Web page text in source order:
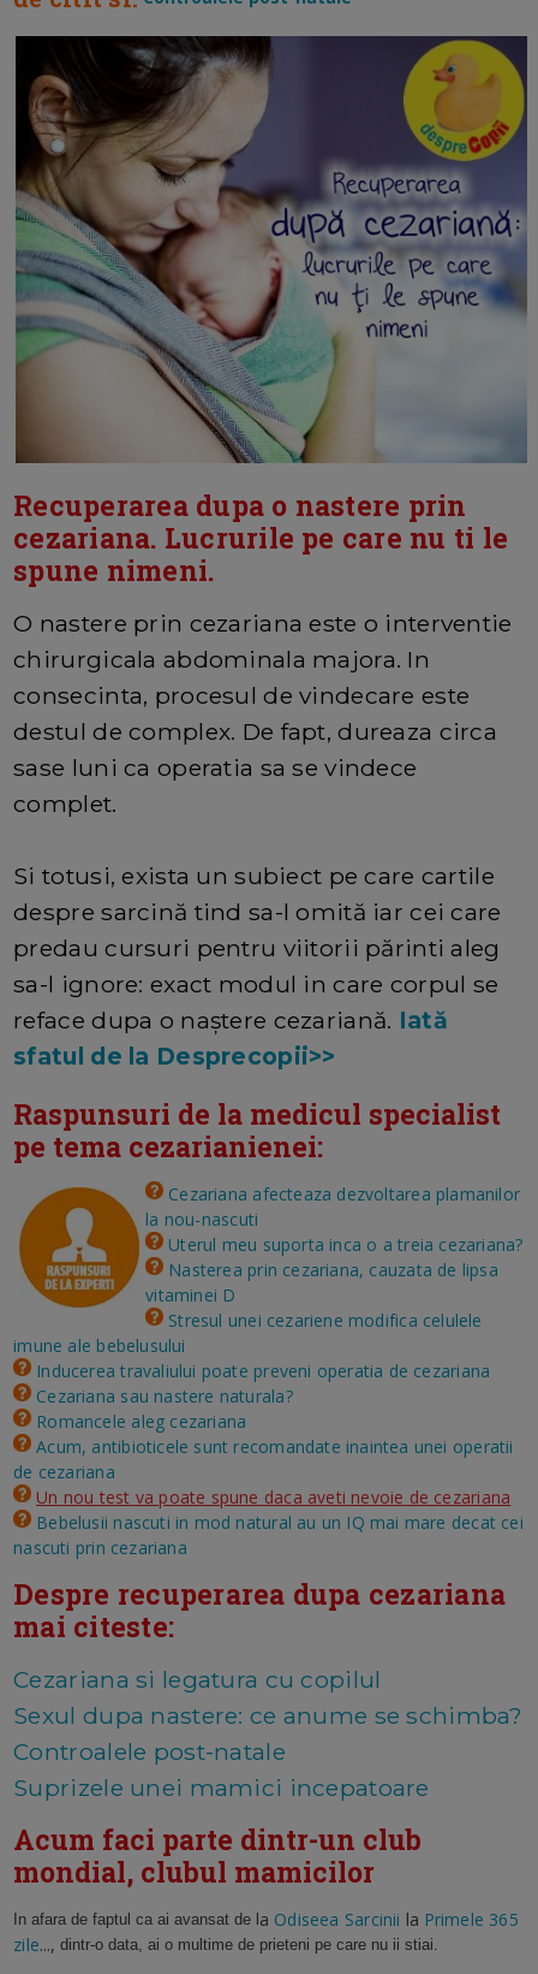
Recuperarea dupa o nastere prin
cezariana. Lucrurile pe care nu ti le
spune nimeni.
O nastere prin cezariana este o interventie
chirurgicala abdominala majora. In
consecinta, procesul de vindecare este
destul de complex. De fapt, dureaza circa
sase luni ca operatia sa se vindece
complet.
Si totusi, exista un subiect pe care cartile
despre sarcină tind sa-l omită iar cei care
predau cursuri pentru viitorii părinti aleg
sa-l ignore: exact modul in care corpul se
reface dupa o naștere cezariană. Iată
sfatul de la Desprecopii>>
Raspunsuri de la medicul specialist
pe tema cezarianienei:
Cezariana afecteaza dezvoltarea plamanilor
la nou-nascuti
Uterul meu suporta inca o a treia cezariana?
Nasterea prin cezariana, cauzata de lipsa
vitaminei D
Stresul unei cezariene modifica celulele
imune ale bebelusului
Inducerea travaliului poate preveni operatia de cezariana
Cezariana sau nastere naturala?
Romancele aleg cezariana
Acum, antibioticele sunt recomandate inaintea unei operatii
de cezariana
Un nou test va poate spune daca aveti nevoie de cezariana
Bebelusii nascuti in mod natural au un IQ mai mare decat cei
nascuti prin cezariana
Despre recuperarea dupa cezariana
mai citeste:
Cezariana si legatura cu copilul
Sexul dupa nastere: ce anume se schimba?
Controalele post-natale
Suprizele unei mamici incepatoare
Acum faci parte dintr-un club
mondial, clubul mamicilor
In afara de faptul ca ai avansat de l a Odiseea Sarcinii la Primele 365
zile..., dintr-o data, ai o multime de prieteni pe care nu ii stiai.